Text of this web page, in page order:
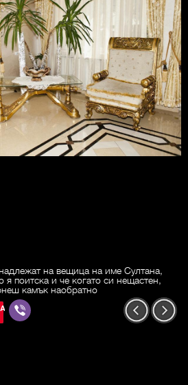
на вещица на име Султана,
я поитска и че когато си нещастен,
камък наобратно